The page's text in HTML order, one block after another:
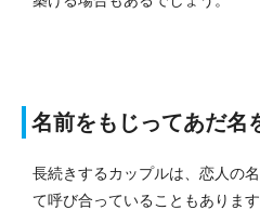
名前をもじってあだ名
長続きするカップルは、恋人の
て呼び合っていることもあります